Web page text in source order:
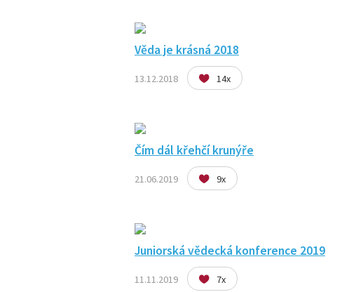
Věda je krásná 2018
13.12.2018 14x
Čím dál křehčí krunýře
21.06.2019 9x
Juniorská vědecká konference 2019
11.11.2019 7x